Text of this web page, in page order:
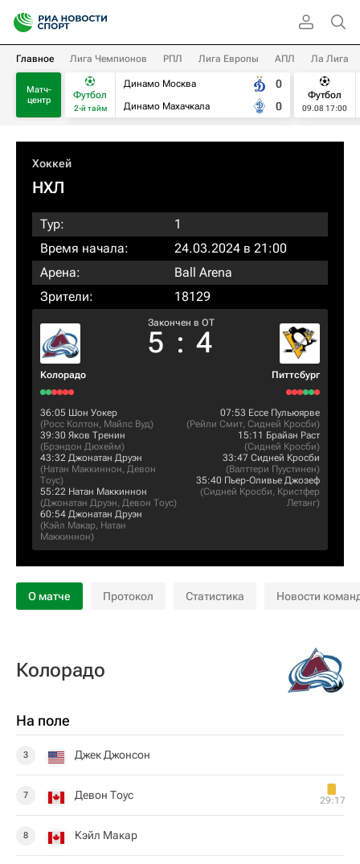
Главное Лига Чемпионов РПЛ Лига Европы АПЛ Ла Лига
Матч-
центр
Футбол
2-й тайм
Динамо Москва
Динамо Махачкала
0
0
Футбол
09.08 17:00
Хоккей
НХЛ
Тур:
1
Время начала:
24.03.2024 в 21:00
Арена:
Ball Arena
Зрители:
18129
Колорадо
Закончен в OT
5 : 4
Питтсбург
36:05 Шон Уокер
(Росс Колтон, Майлс Вуд)
39:30 Яков Тренин
(Брэндон Дюхейм)
43:32 Джонатан Друэн
(Натан Маккиннон, Девон
Тоус)
55:22 Натан Маккиннон
(Джонатан Друэн, Девон Тоус)
60:54 Джонатан Друэн
(Кэйл Макар, Натан
Маккиннон)
07:53 Ессе Пульюярве
(Рейли Смит, Сидней Кросби)
15:11 Брайан Раст
(Сидней Кросби)
33:47 Сидней Кросби
(Валттери Пуустинен)
35:40 Пьер-Оливье Джозеф
(Сидней Кросби, Кристфер
Летанг)
О матче Протокол Статистика Новости
Колорадо
На поле
3 Джек Джонсон
7 Девон Тоус 29:17
8 Кэйл Макар